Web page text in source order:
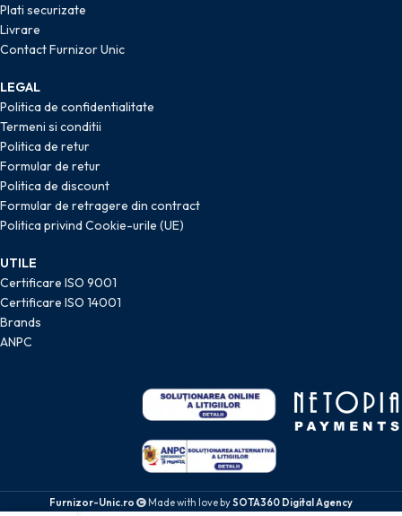
Plati securizate
Livrare
Contact Furnizor Unic
LEGAL
Politica de confidentialitate
Termeni si conditii
Politica de retur
Formular de retur
Politica de discount
Formular de retragere din contract
Politica privind Cookie-urile (UE)
UTILE
Certificare ISO 9001
Certificare ISO 14001
Brands
ANPC
Furnizor-Unic.ro Made with love bySOTA360 Digital Agency